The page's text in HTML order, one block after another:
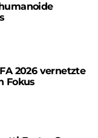
2026 vernetzte
Fokus